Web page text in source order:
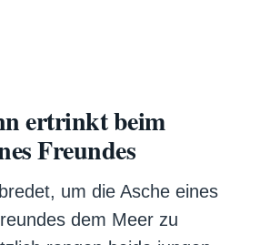
ertrinkt beim
Freundes
um die Asche eines
dem Meer zu